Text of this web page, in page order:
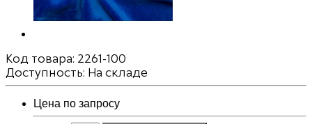
Код товара: 2261-100
Доступность: На складе
Цена по запросу